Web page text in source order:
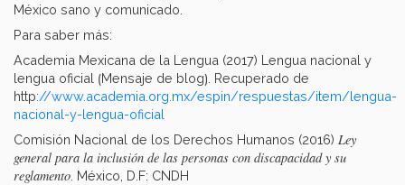
México sano y comunicado.
Para saber más:
Academia Mexicana de la Lengua (2017) Lengua nacional y
lengua oficial ⟮Mensaje de blog⟯. Recuperado de
http://www.academia.org.mx/espin/respuestas/item/lengua-
nacional-y-lengua-oficial
Comisión Nacional de los Derechos Humanos (2016) Ley
general para la inclusión de las personas con discapacidad y su
reglamento . México, D.F: CNDH